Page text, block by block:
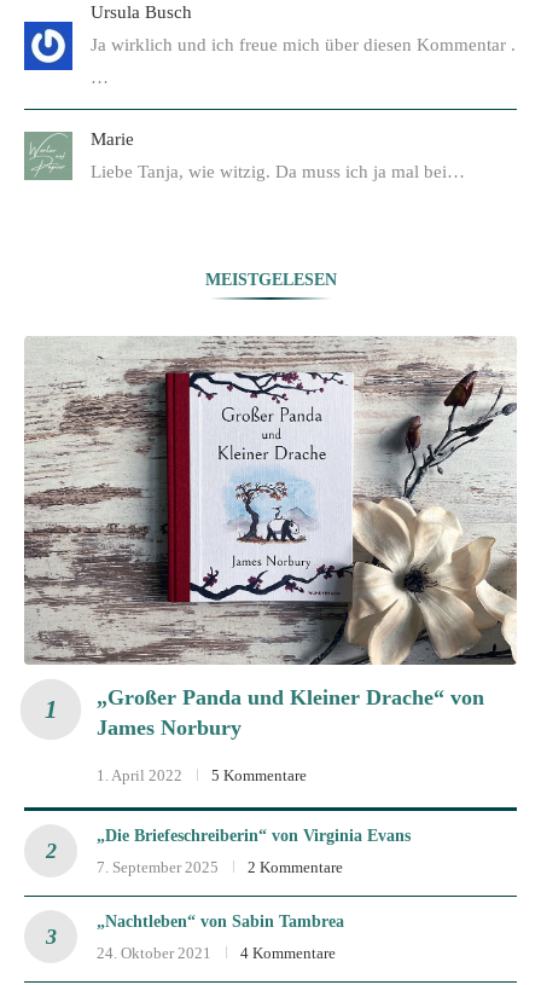
Ursula Busch
Ja wirklich und ich freue mich über diesen Kommentar .
…
Marie
Liebe Tanja, wie witzig. Da muss ich ja mal bei…
MEISTGELESEN
„Großer Panda und Kleiner Drache“ von
James Norbury
1. April 2022 5 Kommentare
„Die Briefeschreiberin“ von Virginia Evans
7. September 2025
2 Kommentare
„Nachtleben“ von Sabin Tambrea
24. Oktober 2021
4 Kommentare